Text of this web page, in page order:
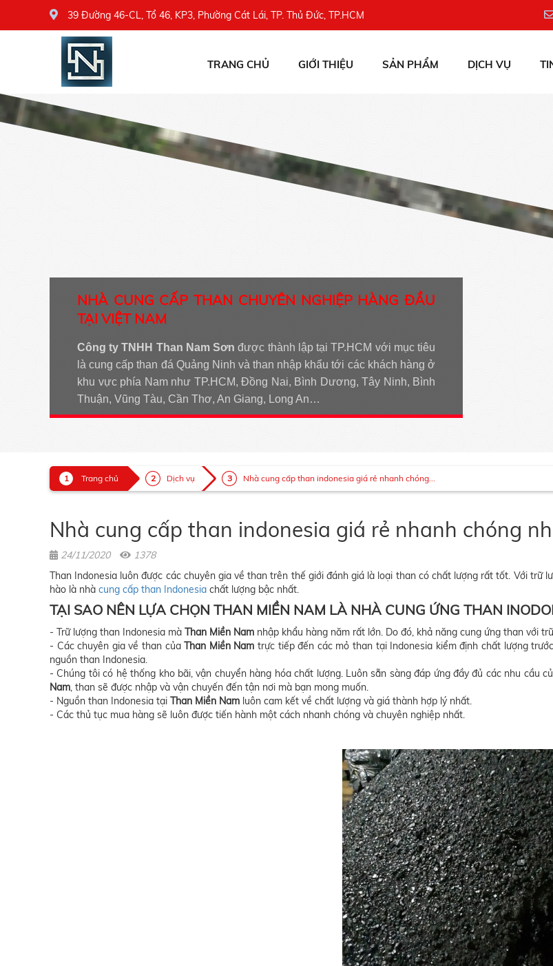
39 Đường 46-CL, Tổ 46, KP3, Phường Cát Lái, TP. Thủ Đức, TP.HCM
TRANG CHỦ GIỚI THIỆU SẢN PHẨM DỊCH VỤ
NHÀ CUNG CẤP THAN CHUYÊN NGHIỆP HÀNG ĐẦU
TẠI VIỆT NAM
Công ty TNHH Than Nam Sơnđược thành lập tại TP.HCM với mục tiêu
là cung cấp than đá Quảng Ninh và than nhập khẩu tới các khách hàng ở
khu vực phía Nam như TP.HCM, Đồng Nai, Bình Dương, Tây Ninh, Bình
Thuận, Vũng Tàu, Cần Thơ, An Giang, Long An…
Trang chủ Dịch vụ Nhà cung cấp than indonesia giá rẻ nhanh chóng...
Nhà cung cấp than indonesia giá rẻ nhanh chóng
24/11/2020
1378
Than Indonesia luôn được các chuyên gia về than trên thế giới đánh giá là loại than có chất lượng rất tốt. Với trữ
hào là nhà cung cấp than Indonesia chất lượng bậc nhất.
TẠI SAO NÊN LỰA CHỌN THAN MIỀN NAM LÀ NHÀ CUNG ỨNG THAN
- Trữ lượng than Indonesia mà Than Miền Nam nhập khẩu hàng năm rất lớn. Do đó, khả năng cung ứng than với
- Các chuyên gia về than củaThan Miền Nam trực tiếp đến các mỏ than tại Indonesia kiểm định chất lượng
nguồn than Indonesia.
- Chúng tôi có hệ thống kho bãi, vận chuyển hàng hóa chất lượng. Luôn sẵn sàng đáp ứng đầy đủ các nhu cầu
Nam, than sẽ được nhập và vận chuyến đến tận nơi mà bạn mong muốn.
- Nguồn than Indonesia tại Than Miền Nam luôn cam kết về chất lượng và giá thành hợp lý nhất.
- Các thủ tục mua hàng sẽ luôn được tiến hành một cách nhanh chóng và chuyên nghiệp nhất.